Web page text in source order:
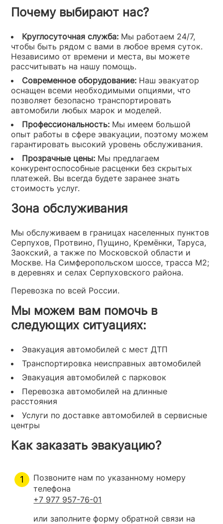
Почему выбирают нас?
Круглосуточная служба: Мы работаем 24/7,
чтобы быть рядом с вами в любое время суток.
Независимо от времени и места, вы можете
рассчитывать на нашу помощь.
Современное оборудование: Наш эвакуатор
оснащен всеми необходимыми опциями, что
позволяет безопасно транспортировать
автомобили любых марок и моделей.
Профессиональность: Мы имеем большой
опыт работы в сфере эвакуации, поэтому можем
гарантировать высокий уровень обслуживания.
Прозрачные цены: Мы предлагаем
конкурентоспособные расценки без скрытых
платежей. Вы всегда будете заранее знать
стоимость услуг.
Зона обслуживания
Мы обслуживаем в границах населенных пунктов
Серпухов, Протвино, Пущино, Кремёнки, Таруса,
Заокский, а также по Московской области и
Москве. На Симферопольском шоссе, трасса М2;
в деревнях и селах Серпуховского района.
Перевозка по всей России.
Мы можем вам помочь в
следующих ситуациях:
Эвакуация автомобилей с мест ДТП
Транспортировка неисправных автомобилей
Эвакуация автомобилей с парковок
Перевозка автомобилей на длинные
расстояния
Услуги по доставке автомобилей в сервисные
центры
Как заказать эвакуацию?
Позвоните нам по указанному номеру
телефона
+7 977 957-76-01
или заполните форму обратной связи на